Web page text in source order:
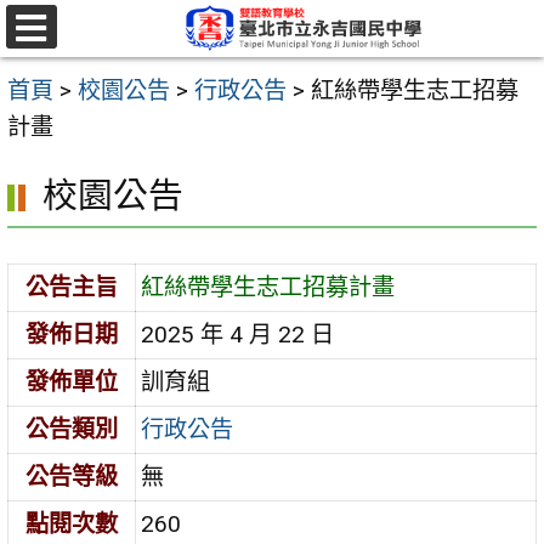
跳
至
主
要
區
選
單
首頁 > 校園公告 > 行政公告 > 紅絲帶學生志工招募
計畫
校園公告
公告主旨
紅絲帶學生志工招募計畫
發佈日期
2025 年 4 月 22 日
發佈單位
訓育組
公告類別
行政公告
公告等級
無
點閱次數
260